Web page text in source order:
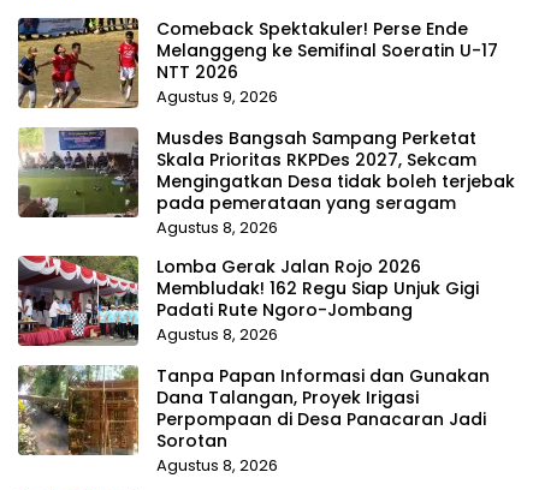
Comeback Spektakuler! Perse Ende
Melanggeng ke Semifinal Soeratin U-17
NTT 2026
Agustus 9, 2026
Musdes Bangsah Sampang Perketat
Skala Prioritas RKPDes 2027, Sekcam
Mengingatkan Desa tidak boleh terjebak
pada pemerataan yang seragam
Agustus 8, 2026
Lomba Gerak Jalan Rojo 2026
Membludak! 162 Regu Siap Unjuk Gigi
Padati Rute Ngoro-Jombang
Agustus 8, 2026
Tanpa Papan Informasi dan Gunakan
Dana Talangan, Proyek Irigasi
Perpompaan di Desa Panacaran Jadi
Sorotan
Agustus 8, 2026